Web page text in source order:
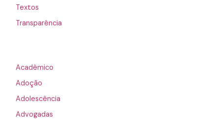
Textos
Transparência
Acadêmico
Adoção
Adolescência
Advogadas